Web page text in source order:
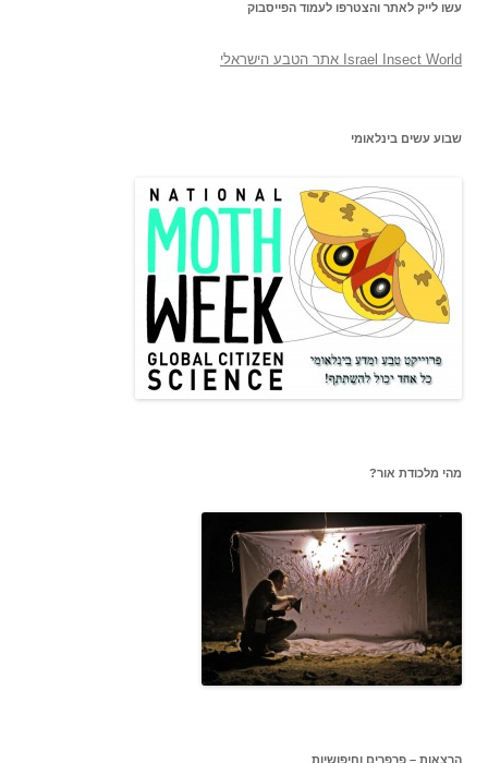
עשו לייק לאתר והצטרפו לעמוד הפייסבוק
‎Israel Insect World אתר הטבע הישראלי‎
שבוע עשים בינלאומי
מהי מלכודת אור?
הרצאות – פרפרים וחיפושיות